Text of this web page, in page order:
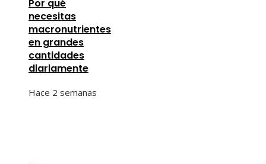
Por qué
necesitas
macronutrientes
en grandes
cantidades
diariamente
Hace 2 semanas